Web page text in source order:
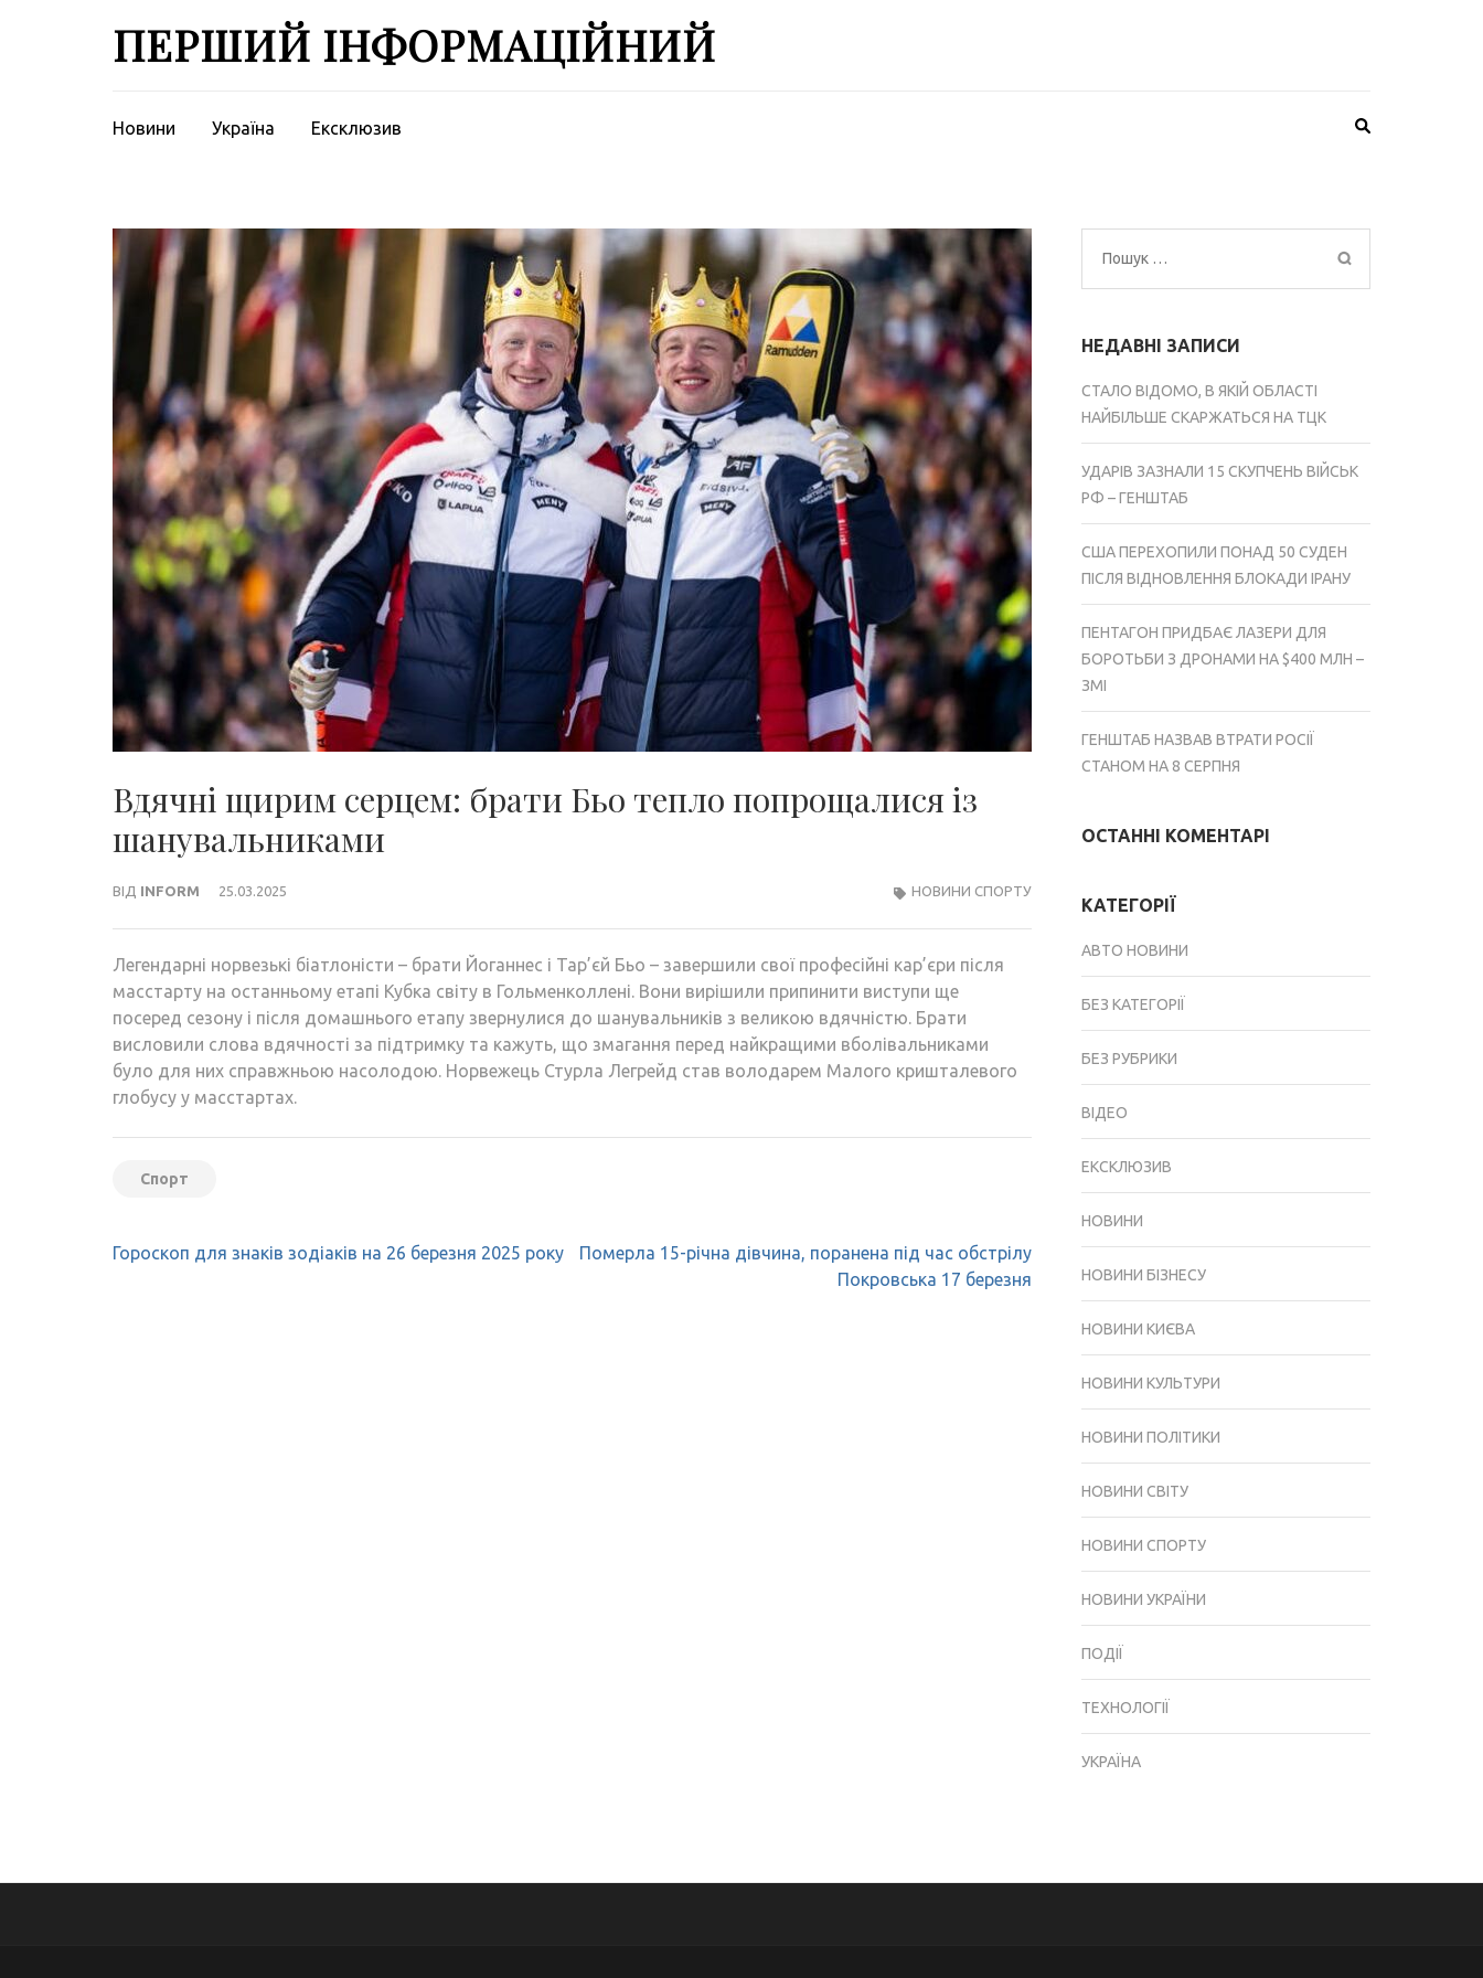
ПЕРШИЙ ІНФОРМАЦІЙНИЙ
Новини Україна Ексклюзив
Вдячні щирим серцем: брати Бьо тепло попрощалися із
шанувальниками
ВІД INFORM 25.03.2025 НОВИНИ СПОРТУ
Легендарні норвезькі біатлоністи – брати Йоганнес і Тар’єй Бьо – завершили свої професійні кар’єри після
масстарту на останньому етапі Кубка світу в Гольменколлені. Вони вирішили припинити виступи ще
посеред сезону і після домашнього етапу звернулися до шанувальників з великою вдячністю. Брати
висловили слова вдячності за підтримку та кажуть, що змагання перед найкращими вболівальниками
було для них справжньою насолодою. Норвежець Стурла Легрейд став володарем Малого кришталевого
глобусу у масстартах.
Спорт
Навігація
Гороскоп для знаків зодіаків на 26 березня 2025 року
Померла 15-річна дівчина, поранена під час обстрілу
Покровська 17 березня
Пошук:
НЕДАВНІ ЗАПИСИ
СТАЛО ВІДОМО, В ЯКІЙ ОБЛАСТІ
НАЙБІЛЬШЕ СКАРЖАТЬСЯ НА ТЦК
УДАРІВ ЗАЗНАЛИ 15 СКУПЧЕНЬ ВІЙСЬК
РФ – ГЕНШТАБ
США ПЕРЕХОПИЛИ ПОНАД 50 СУДЕН
ПІСЛЯ ВІДНОВЛЕННЯ БЛОКАДИ ІРАНУ
ПЕНТАГОН ПРИДБАЄ ЛАЗЕРИ ДЛЯ
БОРОТЬБИ З ДРОНАМИ НА $400 МЛН –
ЗМІ
ГЕНШТАБ НАЗВАВ ВТРАТИ РОСІЇ
СТАНОМ НА 8 СЕРПНЯ
ОСТАННІ КОМЕНТАРІ
КАТЕГОРІЇ
АВТО НОВИНИ
БЕЗ КАТЕГОРІЇ
БЕЗ РУБРИКИ
ВІДЕО
ЕКСКЛЮЗИВ
НОВИНИ
НОВИНИ БІЗНЕСУ
НОВИНИ КИЄВА
НОВИНИ КУЛЬТУРИ
НОВИНИ ПОЛІТИКИ
НОВИНИ СВІТУ
НОВИНИ СПОРТУ
НОВИНИ УКРАЇНИ
ПОДІЇ
ТЕХНОЛОГІЇ
УКРАЇНА